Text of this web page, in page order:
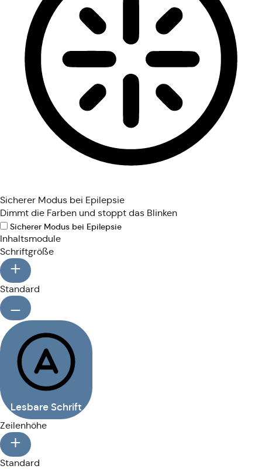
Sicherer Modus bei Epilepsie
Dimmt die Farben und stoppt das Blinken
Sicherer Modus bei Epilepsie
Inhaltsmodule
Schriftgröße
Standard
Lesbare Schrift
Zeilenhöhe
Standard